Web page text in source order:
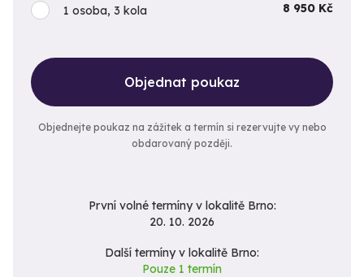
1 osoba, 3 kola 8 950 Kč
Objednat poukaz
Objednejte poukaz na zážitek a termín si rezervujte vy nebo
obdarovaný později.
První volné termíny v lokalitě Brno:
20. 10. 2026
Další termíny v lokalitě Brno:
Pouze 1 termín